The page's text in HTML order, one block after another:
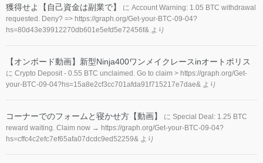
獲得せよ【自己資金は副業で】
に Account Warning: 1.05 BTC withdrawal
requested. Deny? => https://graph.org/Get-your-BTC-09-04?
hs=80d43e39912270db601e5efd5e72456f& より
【オンボード動画】新型Ninja400ワンメイクレースinオートポリス
に Crypto Deposit - 0.55 BTC unclaimed. Go to claim > https://graph.org/Get-
your-BTC-09-04?hs=15a8e2cf3cc701afda91f715217e7dae& より
コーナーでのフォームと寝かせ方【動画】 に Special Deal: 1.25 BTC
reward waiting. Claim now → https://graph.org/Get-your-BTC-09-04?
hs=cffc4c2efc7ef65afa07dcdc9ed52259& より